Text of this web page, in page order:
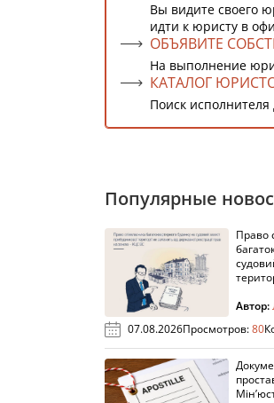
Вы видите своего
идти к юристу в
ОБЪЯВИТЕ
На выполнение
КАТАЛОГ
Поиск
Популярные
Право
Автор:
07.08.2026Просмотров:80